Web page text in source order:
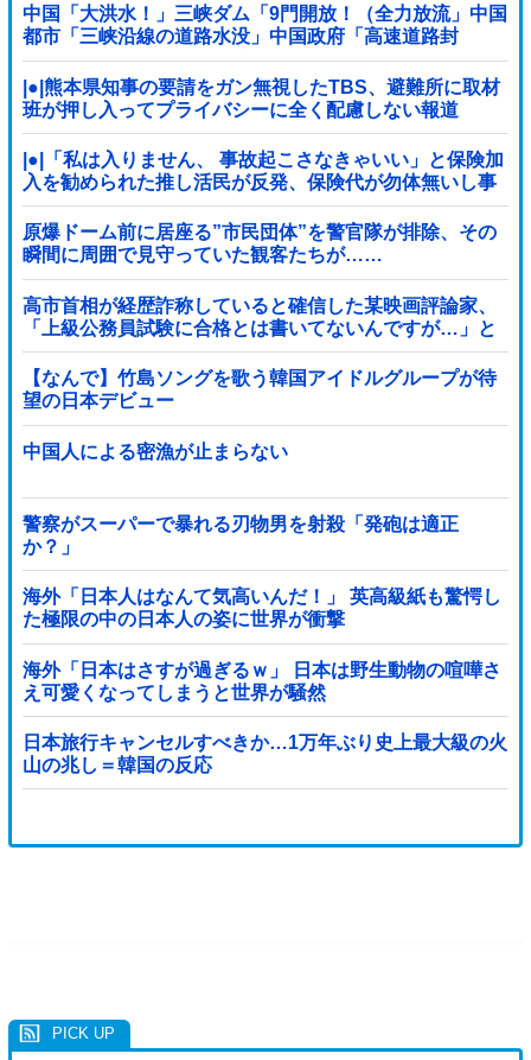
中国「大洪水！」三峡ダム「9門開放！（全力放流」中国
都市「三峡沿線の道路水没」中国政府「高速道路封
鎖！」中国ダム「緊急放流に合わせて開門（土砂崩れ発
生」→
|●|熊本県知事の要請をガン無視したTBS、避難所に取材
班が押し入ってプライバシーに全く配慮しない報道
を……
|●|「私は入りません、 事故起こさなきゃいい」と保険加
入を勧められた推し活民が反発、保険代が勿体無いし事
故起こしたとして……
原爆ドーム前に居座る”市民団体”を警官隊が排除、その
瞬間に周囲で見守っていた観客たちが……
高市首相が経歴詐称していると確信した某映画評論家、
「上級公務員試験に合格とは書いてないんですが…」と
ツッコミを受けまくり……
【なんで】竹島ソングを歌う韓国アイドルグループが待
望の日本デビュー
中国人による密漁が止まらない
警察がスーパーで暴れる刃物男を射殺「発砲は適正
か？」
海外「日本人はなんて気高いんだ！」 英高級紙も驚愕し
た極限の中の日本人の姿に世界が衝撃
海外「日本はさすが過ぎるｗ」 日本は野生動物の喧嘩さ
え可愛くなってしまうと世界が騒然
日本旅行キャンセルすべきか…1万年ぶり史上最大級の火
山の兆し＝韓国の反応